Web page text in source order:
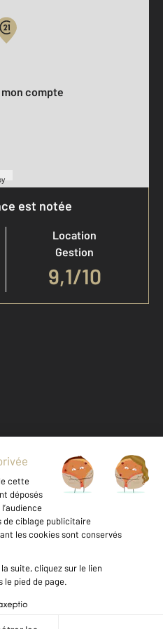
mon compte
est notée
Location
Gestion
9,1/10